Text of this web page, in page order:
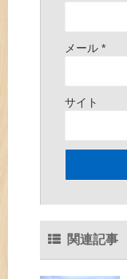
メール *
サイト
関連記事